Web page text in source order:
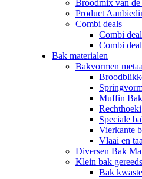
Broodmix van de
Product
Combi deals
Combi
Combi
Bak materialen
Bakvormen
Muffin
Speciale
Vierkante
Vlaai en
Diversen Bak
Klein bak
Bak